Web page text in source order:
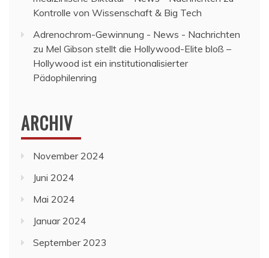
Kontrolle von Wissenschaft & Big Tech
Adrenochrom-Gewinnung - News - Nachrichten
zu Mel Gibson stellt die Hollywood-Elite bloß –
Hollywood ist ein institutionalisierter
Pädophilenring
ARCHIV
November 2024
Juni 2024
Mai 2024
Januar 2024
September 2023